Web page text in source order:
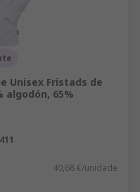
Unisex Fristads de
algodón, 65%
40,68 €/unidade